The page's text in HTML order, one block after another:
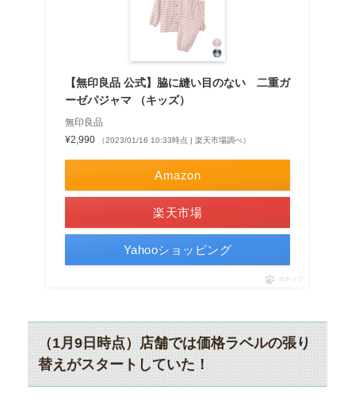
【無印良品 公式】脇に縫い目のない 二重ガ
ーゼパジャマ （キッズ）
無印良品
¥2,990
（2023/01/16 10:33時点 | 楽天市場調べ）
Amazon
楽天市場
Yahooショッピング
ポチップ
（1月9日時点）店舗では価格ラベルの張り
替えがスタートしていた！